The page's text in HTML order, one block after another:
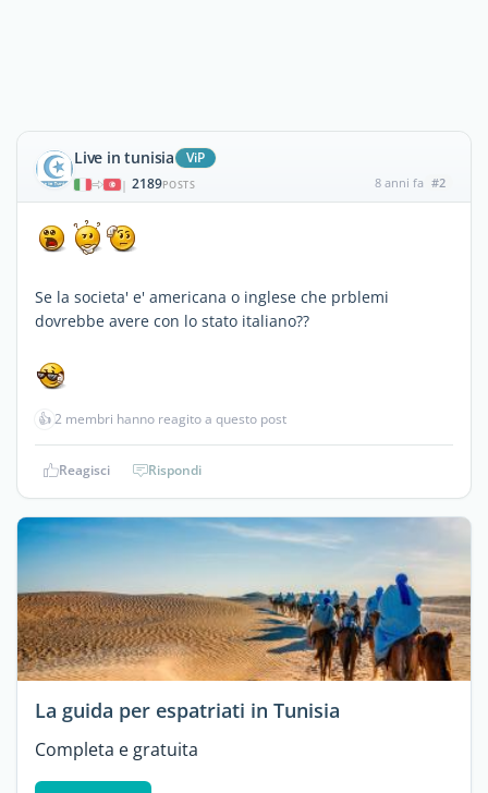
Live in tunisia ViP
| 2189POSTS 8 anni fa #2
Se la societa' e' americana o inglese che prblemi
dovrebbe avere con lo stato italiano??
👍2 membri hanno reagito a questo post
Reagisci Rispondi
La guida per espatriati in Tunisia
Completa e gratuita